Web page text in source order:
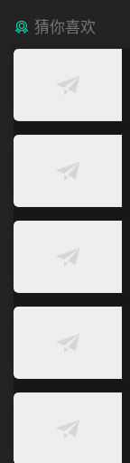
猜你喜欢